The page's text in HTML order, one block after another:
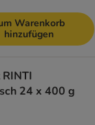
Warenkorb
hinzufügen
24 x 400 g